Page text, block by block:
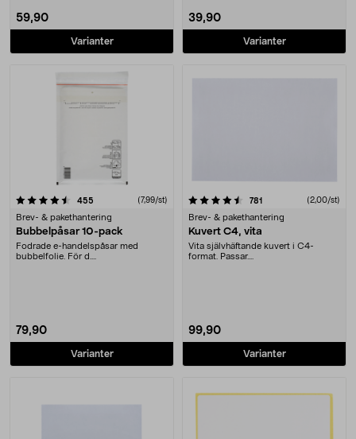
59,90
Varianter
39,90
Varianter
455 recensioner(7,99/st)
Brev- & pakethantering
Bubbelpåsar 10-pack
Fodrade e-handelspåsar med
bubbelfolie. För d....
79,90
Varianter
4.5 av 5 stjärnor 781 (2,00/st)
Brev- & pakethantering
Kuvert C4, vita
Vita självhäftande kuvert i C4-
format. Passar....
99,90
Varianter